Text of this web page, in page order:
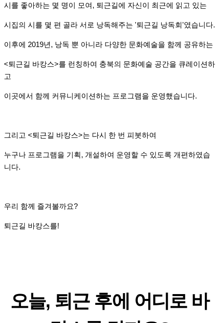
시를 좋아하는 몇 명이 모여, 퇴근길에 자신이 최근에 읽고 있는
시집의 시를 몇 편 골라 서로 낭독해주는 '퇴근길 낭독회'였습니다.
이후에 2019년, 낭독 뿐 아니라 다양한 문화예술을 함께 공유하는
<퇴근길 바캉스>를 런칭하여 충북의 문화예술 공간을 큐레이션하
고
이곳에서 함께 커뮤니케이션하는 프로그램을 운영했습니다.
그리고 <퇴근길 바캉스>는 다시 한 번 피봇하여
누구나 프로그램을 기획, 개설하여 운영할 수 있도록 개편하였습
니다.
우리 함께 즐겨볼까요?
퇴근길 바캉스를!
오늘, 퇴근 후에 어디로 바